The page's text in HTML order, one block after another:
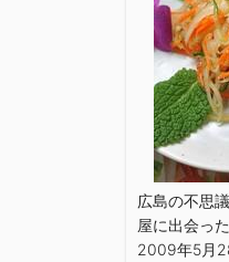
広島の不思
屋に出会っ
2009年5月